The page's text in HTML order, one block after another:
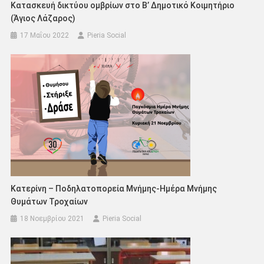
Κατασκευή δικτύου ομβρίων στο Β’ Δημοτικό Κοιμητήριο
(Άγιος Λάζαρος)
17 Μαΐου 2022 Pieria Social
Κατερίνη – Ποδηλατοπορεία Μνήμης-Ημέρα Μνήμης
Θυμάτων Τροχαίων
18 Νοεμβρίου 2021 Pieria Social